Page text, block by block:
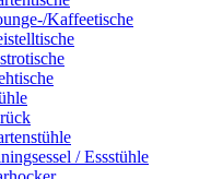
Kaffeetische
/ Essstühle